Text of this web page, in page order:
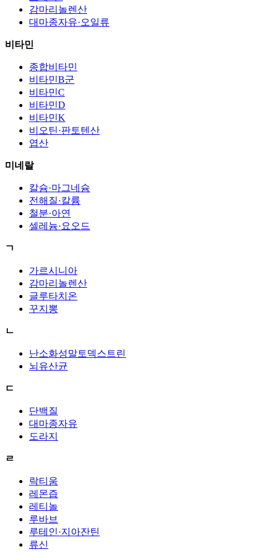
감마리놀렌산
대마종자유·오일류
비타민
종합비타민
비타민B군
비타민C
비타민D
비타민K
비오틴·판토텐산
엽산
미네랄
칼슘·마그네슘
전해질·칼륨
철분·아연
셀레늄·요오드
ㄱ
가르시니아
감마리놀렌산
글루타치온
꾸지뽕
ㄴ
난소화성말토덱스트린
뇌유산균
ㄷ
단백질
대마종자유
도라지
ㄹ
락티움
레몬즙
레티놀
루바브
루테인·지아잔틴
류신